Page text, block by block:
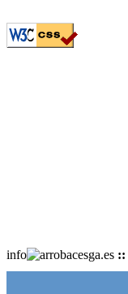
info cesga.es ::